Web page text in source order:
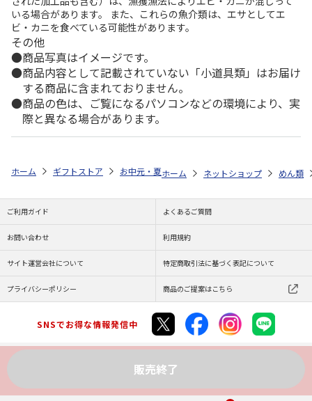
いる場合があります。 また、これらの魚介類は、エサとしてエ
ビ・カニを食べている可能性があります。
その他
商品写真はイメージです。
商品内容として記載されていない「小道具類」はお届け
する商品に含まれておりません。
商品の色は、ご覧になるパソコンなどの環境により、実
際と異なる場合があります。
販売終了
ホーム ギフトストア お中元・夏ギフト特集 2026 ゆうゆうギフト
ホーム ネットショップ めん類
ご利用ガイド よくあるご質問
お問い合わせ 利用規約
サイト運営会社について 特定商取引法に基づく表記について
プライバシーポリシー 商品のご提案はこちら
SNSでお得な情報発信中